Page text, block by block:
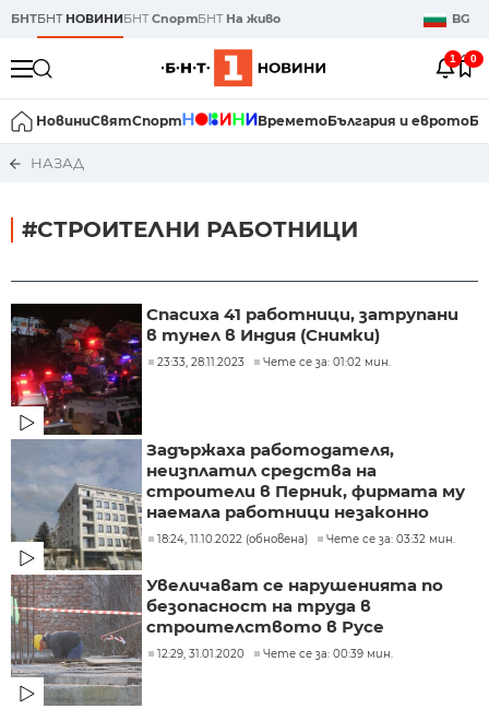
БНТБНТ НОВИНИБНТСпортБНТ На живо BG
1 0
НовиниСвятСпорт ВреметоБългария и еврото
НАЗАД
#СТРОИТЕЛНИ РАБОТНИЦИ
Спасиха 41 работници, затрупани
в тунел в Индия (Снимки)
23:33, 28.11.2023 Чете се за: 01:02 мин.
Задържаха работодателя,
неизплатил средства на
строители в Перник, фирмата му
наемала работници незаконно
18:24, 11.10.2022 (обновена) Чете се за: 03:32 мин.
Увеличават се нарушенията по
безопасност на труда в
строителството в Русе
12:29, 31.01.2020 Чете се за: 00:39 мин.